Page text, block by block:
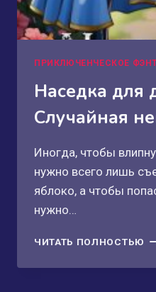
ПРИКЛЮЧЕНЧЕСКОЕ
Наседка для
Случайная
Иногда, чтобы
нужно всего лишь
яблоко, а чтобы
нужно…
ЧИТАТЬ ПОЛНОСТЬЮ